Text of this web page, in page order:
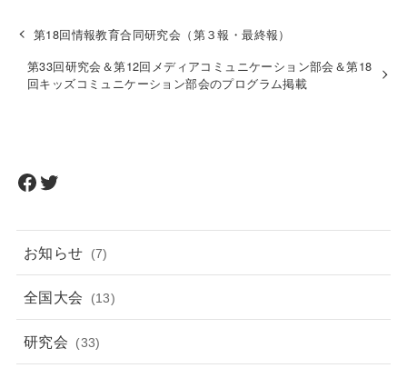
第18回情報教育合同研究会（第３報・最終報）
第33回研究会＆第12回メディアコミュニケーション部会＆第18
回キッズコミュニケーション部会のプログラム掲載
Facebook
Twitter
お知らせ (7)
全国大会 (13)
研究会 (33)